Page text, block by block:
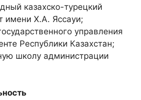
казахско-турецкий
имени Х.А. Яссауи;
управления
Республики Казахстан;
школу администрации